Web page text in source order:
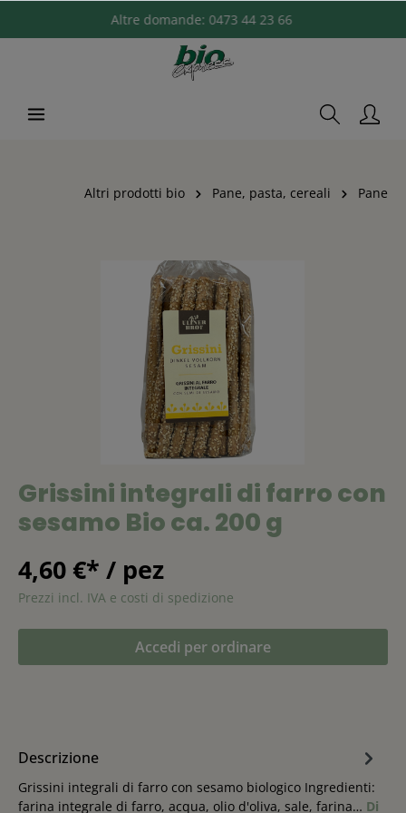
Altre domande: 0473 44 23 66
Altri prodotti bio Pane, pasta, cereali Pane
Grissini integrali di farro con
sesamo Bio ca. 200 g
4,60 €* / pez
Prezzi incl. IVA e costi di spedizione
Accedi per ordinare
Descrizione
Grissini integrali di farro con sesamo biologico Ingredienti:
farina integrale di farro, acqua, olio d'oliva, sale, farina… Di